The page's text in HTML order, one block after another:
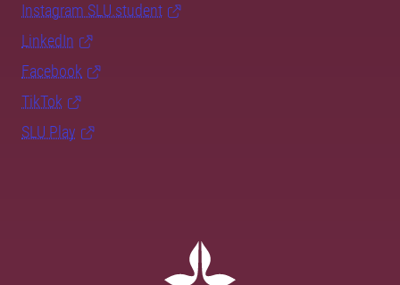
Instagram SLU.student
LinkedIn
Facebook
TikTok
SLU Play